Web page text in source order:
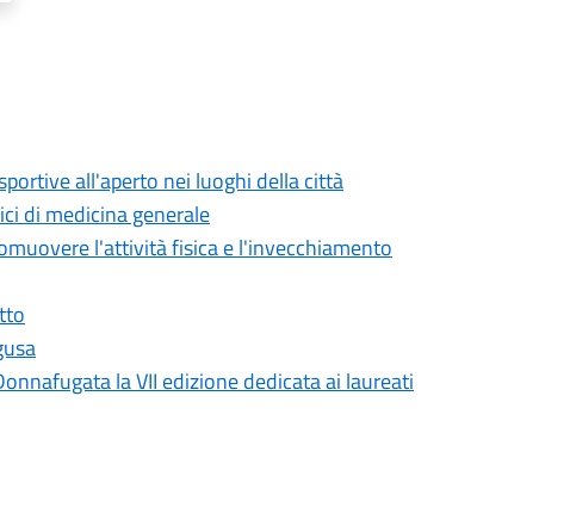
all'aperto nei luoghi della città
di medicina generale
l'attività fisica e l'invecchiamento
la VII edizione dedicata ai laureati